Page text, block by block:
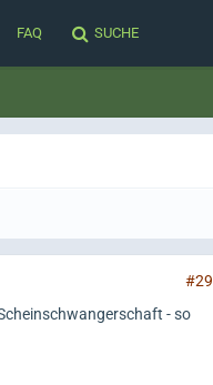
FAQ SUCHE
#29
- so